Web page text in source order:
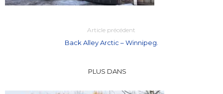
Article précédent
Back Alley Arctic – Winnipeg.
PLUS DANS